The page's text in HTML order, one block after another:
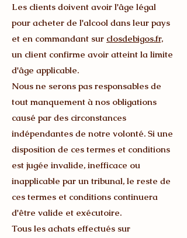
Les clients doivent avoir l'âge légal
pour acheter de l'alcool dans leur pays
et en commandant sur closdebigos.fr,
un client confirme avoir atteint la limite
d'âge applicable.
Nous ne serons pas responsables de
tout manquement à nos obligations
causé par des circonstances
indépendantes de notre volonté. Si une
disposition de ces termes et conditions
est jugée invalide, inefficace ou
inapplicable par un tribunal, le reste de
ces termes et conditions continuera
d'être valide et exécutoire.
Tous les achats effectués sur